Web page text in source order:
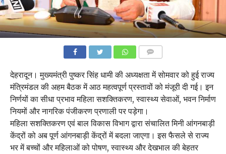
देहरादून। मुख्यमंत्री पुष्कर सिंह धामी की अध्यक्षता में सोमवार को हुई राज्य
मंत्रिमंडल की अहम बैठक में आठ महत्वपूर्ण प्रस्तावों को मंजूरी दी गई। इन
निर्णयों का सीधा प्रभाव महिला सशक्तिकरण, स्वास्थ्य सेवाओं, भवन निर्माण
नियमों और नागरिक पंजीकरण प्रणाली पर पड़ेगा।
महिला सशक्तिकरण एवं बाल विकास विभाग द्वारा संचालित मिनी आंगनबाड़ी
केंद्रों को अब पूर्ण आंगनबाड़ी केंद्रों में बदला जाएगा। इस फैसले से राज्य
भर में बच्चों और महिलाओं को पोषण, स्वास्थ्य और देखभाल की बेहतर